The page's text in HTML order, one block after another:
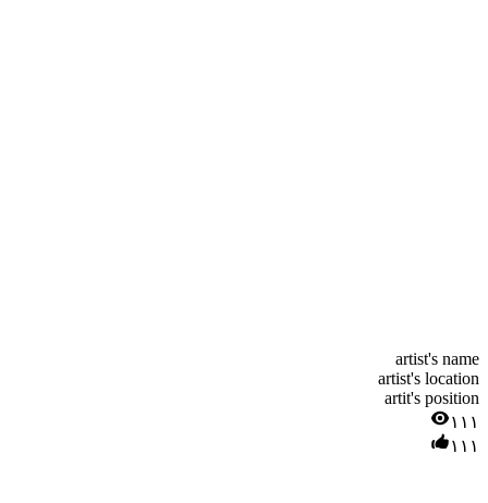
artist's name
artist's location
artit's position
۱۱۱
۱۱۱